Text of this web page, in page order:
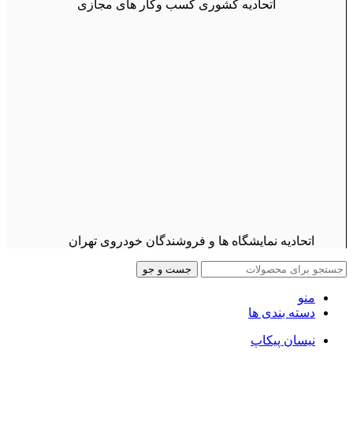
اتحادیه کشوری کسب وکار های مجازی
اتحادیه نمایشگاه ها و فروشندگان خودروی تهران
جست و جو
منو
دسته بندی ها
نیسان پیکاپ